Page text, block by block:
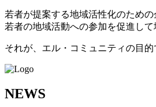
若者が提案する地域活性化のための
若者の地域活動への参加を促進し
それが、エル・コミュニティの目的
NEWS